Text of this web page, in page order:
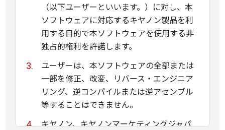
（以下ユーザーといいます。）に対し、本
ソフトウェアに対応するキヤノン製品を利
用する目的で本ソフトウェアを使用する非
独占的権利を許諾します。
ユーザーは、本ソフトウェアの全部または
一部を修正、改変、リバース・エンジニア
リング、逆コンパイルまたは逆アセンブル
等することはできません。
キヤノン、キヤノンマーケティングジャパ